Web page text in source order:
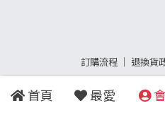
首頁 最愛
訂購流程 │ 退換貨
Copyright©2015 - 2023